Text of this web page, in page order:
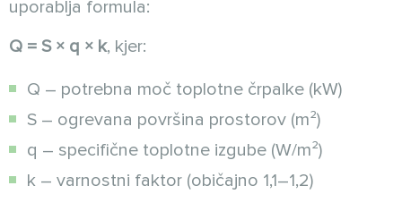
uporablja formula:
Q = S × q × k, kjer:
Q – potrebna moč toplotne črpalke (kW)
S – ogrevana površina prostorov (m²)
q – specifične toplotne izgube (W/m²)
k – varnostni faktor (običajno 1,1–1,2)